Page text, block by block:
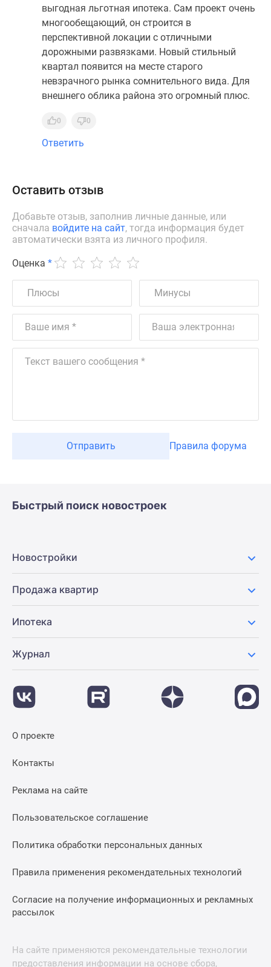
выгодная льготная ипотека. Сам проект очень
многообещающий, он строится в
перспективной локации с отличными
дорожными развязками. Новый стильный
квартал появится на месте старого
невзрачного рынка сомнительного вида. Для
внешнего облика района это огромный плюс.
0 0
Ответить
Оставить отзыв
Добавьте отзыв, заполнив личные данные, или
сначала войдите на сайт, тогда информация будет
автоматически взята из личного профиля.
Оценка *
Отправить Правила форума
Быстрый поиск новостроек
Новостройки
Продажа квартир
Ипотека
Журнал
О проекте
Контакты
Реклама на сайте
Пользовательское соглашение
Политика обработки персональных данных
Правила применения рекомендательных технологий
Согласие на получение информационных и рекламных
рассылок
На сайте применяются рекомендательные технологии
предоставления информации на основе сбора,